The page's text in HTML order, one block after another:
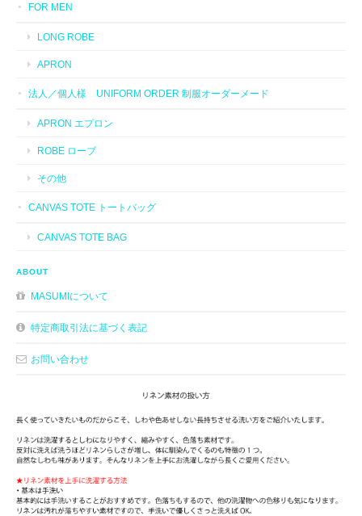
FOR MEN
LONG ROBE
APRON
法人／個人様 UNIFORM ORDER 制服オーダーメード
APRON エプロン
ROBE ローブ
その他
CANVAS TOTE トートバッグ
CANVAS TOTE BAG
ABOUT
MASUMIについて
特定商取引法に基づく表記
お問い合わせ